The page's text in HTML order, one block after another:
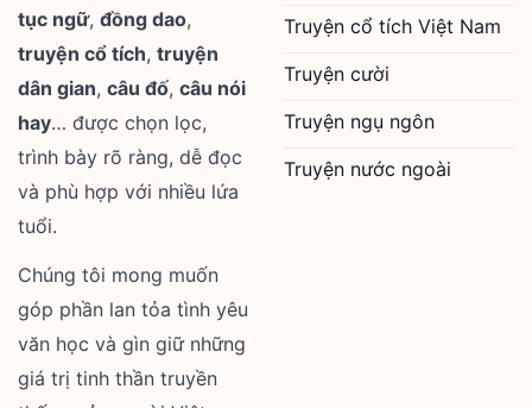
tục ngữ, đồng dao,
truyện cổ tích, truyện
dân gian, câu đố, câu nói
hay… được chọn lọc,
trình bày rõ ràng, dễ đọc
và phù hợp với nhiều lứa
tuổi.
Chúng tôi mong muốn
góp phần lan tỏa tình yêu
văn học và gìn giữ những
giá trị tinh thần truyền
Truyện cổ tích Việt Nam
Truyện cười
Truyện ngụ ngôn
Truyện nước ngoài